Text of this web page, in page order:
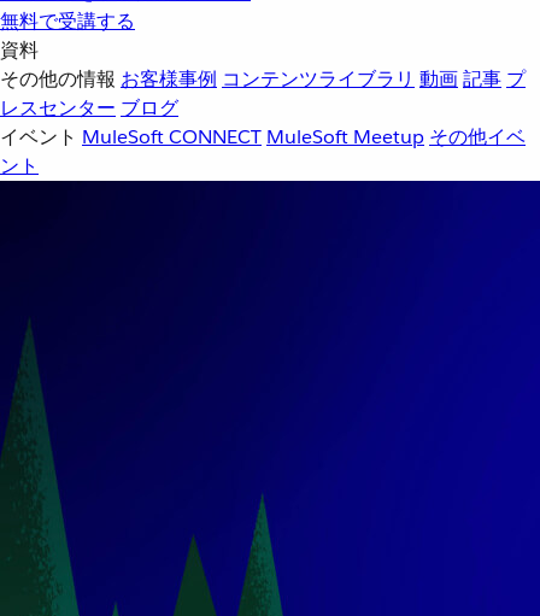
無料で受講する
資料
その他の情報 お客様事例 コンテンツライブラリ 動画記事 プ
レスセンター ブログ
イベント MuleSoft CONNECT MuleSoft Meetup その他イベ
ント